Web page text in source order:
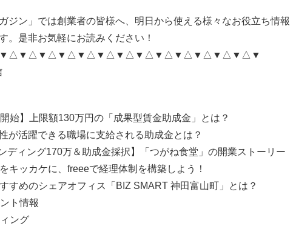
ジン」では創業者の皆様へ、明日から使える様々なお役立ち情報
。是非お気軽にお読みください！
始】上限額130万円の「成果型賃金助成金」とは？
が活躍できる職場に支給される助成金とは？
ディング170万＆助成金採択】「つがね食堂」の開業ストーリー
キッカケに、freeeで経理体制を構築しよう！
すめのシェアオフィス「BIZ SMART 神田富山町」とは？
ト情報
ング